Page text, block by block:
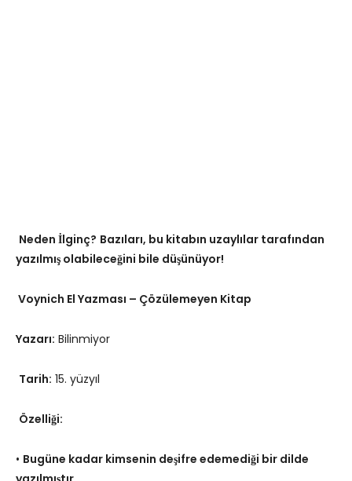
Neden İlginç? Bazıları, bu kitabın uzaylılar tarafından
yazılmış olabileceğini bile düşünüyor!
Voynich El Yazması – Çözülemeyen Kitap
Yazarı: Bilinmiyor
Tarih: 15. yüzyıl
Özelliği:
• Bugüne kadar kimsenin deşifre edemediği bir dilde